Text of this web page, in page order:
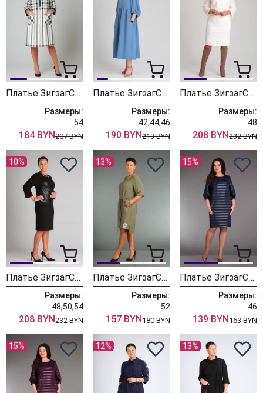
Платье ЗигзагСтиль 449 клетка полоска молочный
Размеры:
54
184 BYN207 BYN
Платье ЗигзагСтиль 487 голубой
Размеры:
42,44,46
190 BYN213 BYN
Платье ЗигзагСтиль 489 белый
Размеры:
48
208 BYN232 BYN
10%
Платье ЗигзагСтиль 489 черный
Размеры:
48,50,54
208 BYN232 BYN
13%
Платье ЗигзагСтиль 270 хаки
Размеры:
52
157 BYN180 BYN
15%
Платье ЗигзагСтиль 512 синий
Размеры:
46
139 BYN163 BYN
15% 12% 13%